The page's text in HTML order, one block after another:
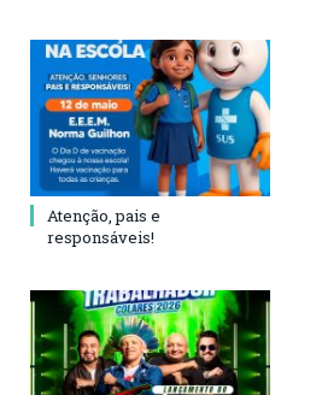
Atenção, pais e
responsáveis!